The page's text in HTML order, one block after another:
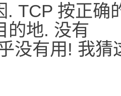
. TCP 按正确
的地. 没有
没有用! 我